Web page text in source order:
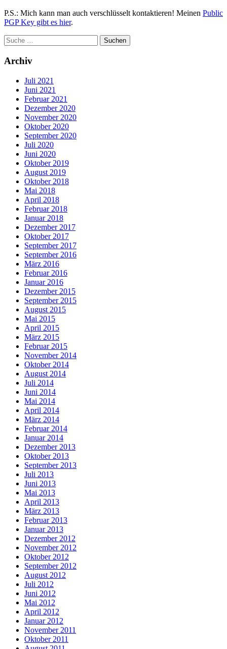
P.S.: Mich kann man auch verschlüsselt kontaktieren! Meinen Public
PGP Key gibt es hier.
Archiv
Juli 2021
Juni 2021
Februar 2021
Dezember 2020
November 2020
Oktober 2020
September 2020
Juli 2020
Juni 2020
Oktober 2019
August 2019
Oktober 2018
Mai 2018
April 2018
Februar 2018
Januar 2018
Dezember 2017
Oktober 2017
September 2017
September 2016
März 2016
Februar 2016
Januar 2016
Dezember 2015
September 2015
August 2015
Mai 2015
April 2015
März 2015
Februar 2015
November 2014
Oktober 2014
August 2014
Juli 2014
Juni 2014
Mai 2014
April 2014
März 2014
Februar 2014
Januar 2014
Dezember 2013
Oktober 2013
September 2013
Juli 2013
Juni 2013
Mai 2013
April 2013
März 2013
Februar 2013
Januar 2013
Dezember 2012
November 2012
Oktober 2012
September 2012
August 2012
Juli 2012
Juni 2012
Mai 2012
April 2012
Januar 2012
November 2011
Oktober 2011